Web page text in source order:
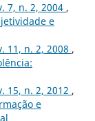
7, n. 2, 2004 ,
e
11, n. 2, 2008 ,
15, n. 2, 2012 ,
e